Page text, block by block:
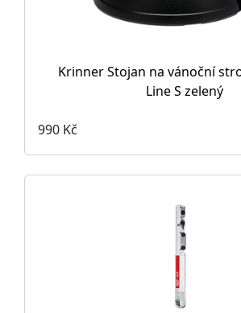
Krinner Stojan na vánoční
Line S zelený
990 Kč